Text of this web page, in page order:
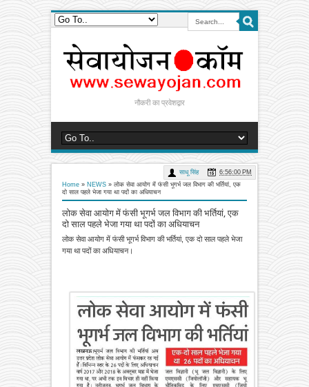
नौकरी का प्रवेशद्वार
Home » NEWS » लोक सेवा आयोग में फंसी भूगर्भ जल विभाग की भर्तियां, एक
दो साल पहले भेजा गया था पदों का अधियाचन
लोक सेवा आयोग में फंसी भूगर्भ जल विभाग की भर्तियां, एक
दो साल पहले भेजा गया था पदों का अधियाचन
साधू सिंह 6:56:00 PM
लोक सेवा आयोग में फंसी भूगर्भ विभाग की भर्तियां, एक दो साल पहले भेजा
गया था पदों का अधियाचन।